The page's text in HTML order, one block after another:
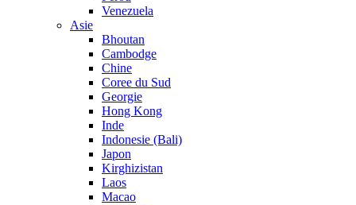
Venezuela
Asie
Bhoutan
Cambodge
Chine
Coree du Sud
Georgie
Hong Kong
Inde
Indonesie (Bali)
Japon
Kirghizistan
Laos
Macao